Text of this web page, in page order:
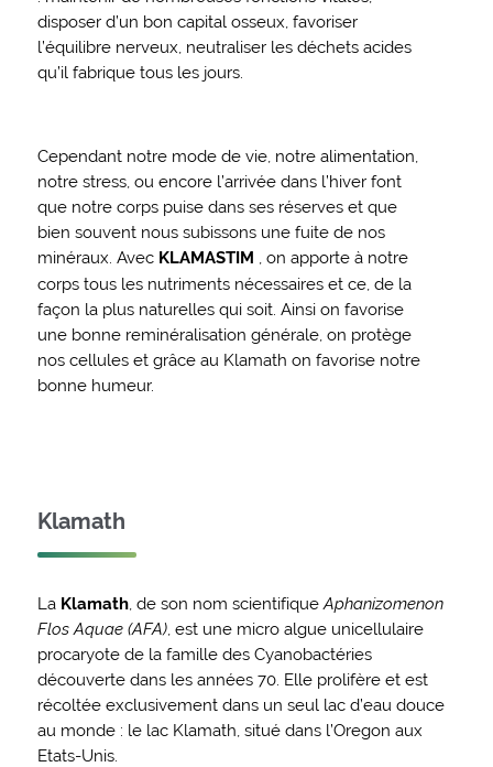
disposer d’un bon capital osseux, favoriser
l’équilibre nerveux, neutraliser les déchets acides
qu’il fabrique tous les jours.
Cependant notre mode de vie, notre alimentation,
notre stress, ou encore l’arrivée dans l’hiver font
que notre corps puise dans ses réserves et que
bien souvent nous subissons une fuite de nos
minéraux. Avec KLAMASTIM
, on apporte à notre
corps tous les nutriments nécessaires et ce, de la
façon la plus naturelles qui soit. Ainsi on favorise
une bonne reminéralisation générale, on protège
nos cellules et grâce au Klamath on favorise notre
bonne humeur.
Klamath
La Klamath, de son nom scientifique Aphanizomenon
Flos Aquae (AFA), est une micro algue unicellulaire
procaryote de la famille des Cyanobactéries
découverte dans les années 70. Elle prolifère et est
récoltée exclusivement dans un seul lac d’eau douce
au monde : le lac Klamath, situé dans l’Oregon aux
Etats-Unis.